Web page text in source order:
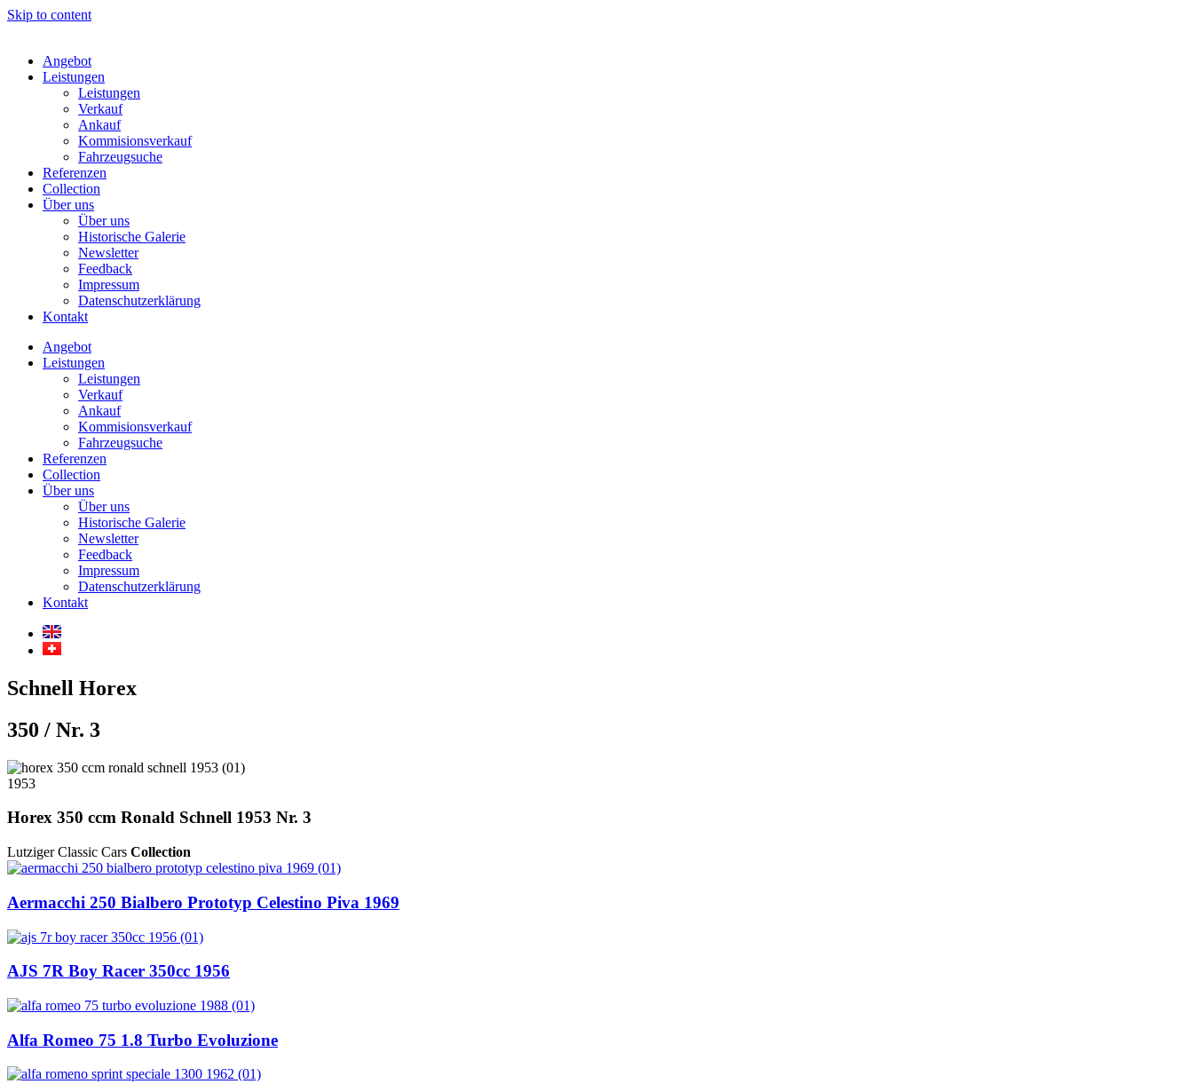
Skip to content
Angebot
Leistungen
Leistungen
Verkauf
Ankauf
Kommisionsverkauf
Fahrzeugsuche
Referenzen
Collection
Über uns
Über uns
Historische Galerie
Newsletter
Feedback
Impressum
Datenschutzerklärung
Kontakt
Angebot
Leistungen
Leistungen
Verkauf
Ankauf
Kommisionsverkauf
Fahrzeugsuche
Referenzen
Collection
Über uns
Über uns
Historische Galerie
Newsletter
Feedback
Impressum
Datenschutzerklärung
Kontakt
Schnell Horex
350 / Nr. 3
1953
Horex 350 ccm Ronald Schnell 1953 Nr. 3
Lutziger Classic Cars Collection
Aermacchi 250 Bialbero Prototyp Celestino Piva 1969
AJS 7R Boy Racer 350cc 1956
Alfa Romeo 75 1.8 Turbo Evoluzione